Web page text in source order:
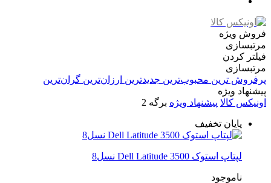
فروش ویژه
مرتبسازی
فیلتر کردن
مرتبسازی
پرفروش ترین محبوب‌ترین جدیدترین ارزان‌ترین گران‌ترین
پیشنهاد ویژه
اونیکس کالا پیشنهاد ویژه برگه 2
پایان تخفیف
لپتاپ استوک Dell Latitude 3500 نسل8
ناموجود